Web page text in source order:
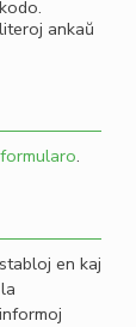
ankaŭ
.
en kaj